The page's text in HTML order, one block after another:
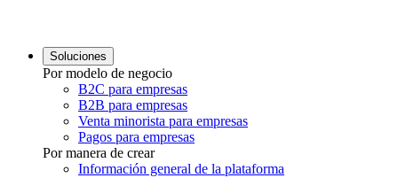
Soluciones
Por modelo de negocio
B2C para empresas
B2B para empresas
Venta minorista para empresas
Pagos para empresas
Por manera de crear
Información general de la plataforma